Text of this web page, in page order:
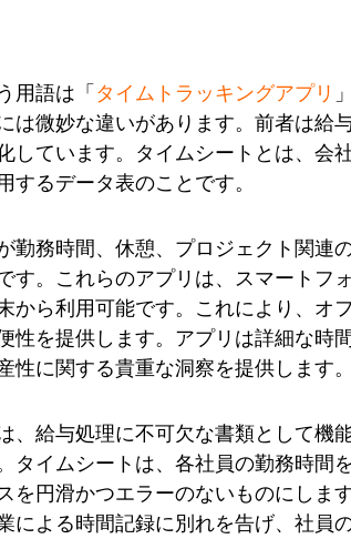
用語は「タイムトラッキングアプリ
は微妙な違いがあります。前者は給
しています。タイムシートとは、会
るデータ表のことです。
勤務時間、休憩、プロジェクト関連
す。これらのアプリは、スマートフ
から利用可能です。これにより、オ
性を提供します。アプリは詳細な時
に関する貴重な洞察を提供します。
、給与処理に不可欠な書類として機
タイムシートは、各社員の勤務時間
を円滑かつエラーのないものにしま
による時間記録に別れを告げ、社員